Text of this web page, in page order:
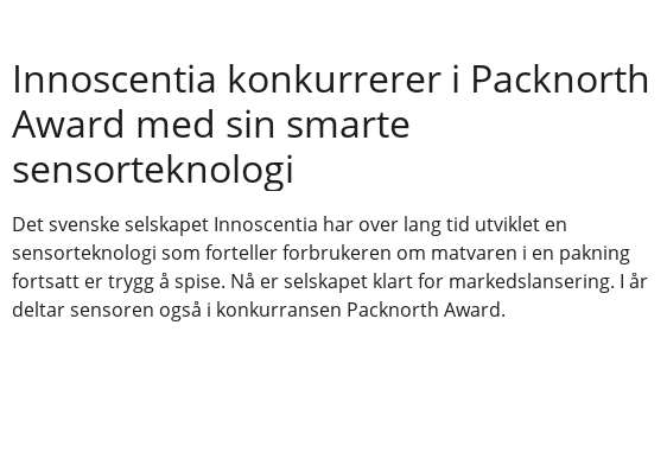
Innoscentia konkurrerer i Packnorth
Award med sin smarte
sensorteknologi
Det svenske selskapet Innoscentia har over lang tid utviklet en
sensorteknologi som forteller forbrukeren om matvaren i en pakning
fortsatt er trygg å spise. Nå er selskapet klart for markedslansering. I år
deltar sensoren også i konkurransen Packnorth Award.